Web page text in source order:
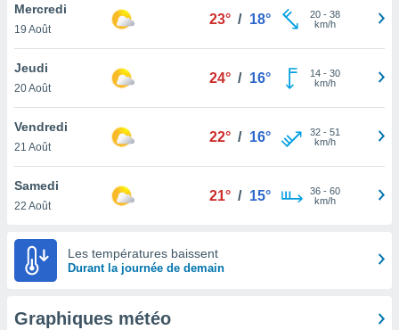
pas
de
cas,
que
sur le
et que
Mercredi
19 Août
23° / 18° 20- 38
km/h
Jeudi
20 Août
24° / 16° 14- 30
km/h
Vendredi
21 Août
22° / 16° 32- 51
km/h
Samedi
22 Août
21° / 15° 36- 60
km/h
Les températures baissent
Durant la journée de demain
Graphiques météo